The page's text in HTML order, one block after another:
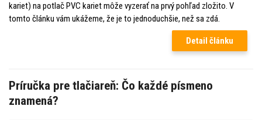
kariet) na potlač PVC kariet môže vyzerať na prvý pohľad zložito. V
tomto článku vám ukážeme, že je to jednoduchšie, než sa zdá.
Detail článku
Príručka pre tlačiareň: Čo každé písmeno
znamená?